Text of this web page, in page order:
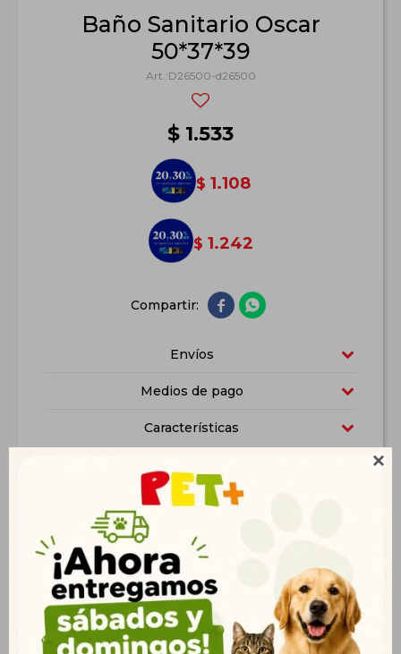

Baño Sanitario Oscar
50*37*39
D26500-d26500
$ 1.533
$ 1.108
$ 1.242
 
Envíos
Medios de pago
Características
Productos que te pueden interesar